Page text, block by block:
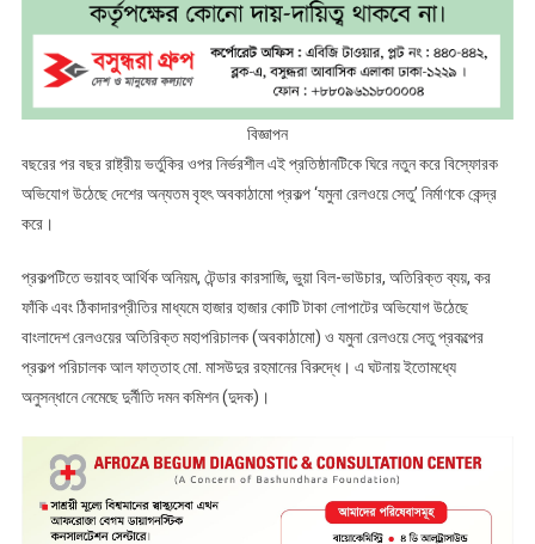
বিজ্ঞাপন
বছরের পর বছর রাষ্ট্রীয় ভর্তুকির ওপর নির্ভরশীল এই প্রতিষ্ঠানটিকে ঘিরে নতুন করে বিস্ফোরক
অভিযোগ উঠেছে দেশের অন্যতম বৃহৎ অবকাঠামো প্রকল্প ‘যমুনা রেলওয়ে সেতু’ নির্মাণকে কেন্দ্র
করে।
প্রকল্পটিতে ভয়াবহ আর্থিক অনিয়ম, টেন্ডার কারসাজি, ভুয়া বিল-ভাউচার, অতিরিক্ত ব্যয়, কর
ফাঁকি এবং ঠিকাদারপ্রীতির মাধ্যমে হাজার হাজার কোটি টাকা লোপাটের অভিযোগ উঠেছে
বাংলাদেশ রেলওয়ের অতিরিক্ত মহাপরিচালক (অবকাঠামো) ও যমুনা রেলওয়ে সেতু প্রকল্পের
প্রকল্প পরিচালক আল ফাত্তাহ মো. মাসউদুর রহমানের বিরুদ্ধে। এ ঘটনায় ইতোমধ্যে
অনুসন্ধানে নেমেছে দুর্নীতি দমন কমিশন (দুদক)।